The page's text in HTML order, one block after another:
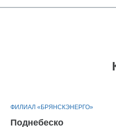
ФИЛИАЛ «БРЯНСКЭНЕРГО»
Поднебеско